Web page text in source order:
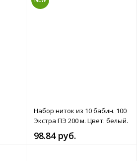
Набор ниток из 10 бабин. 100
Экстра ПЭ 200 м. Цвет: белый.
98.84 руб.